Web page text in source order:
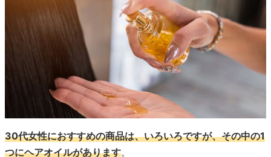
30代女性におすすめの商品は、いろいろですが、その中の1
つにヘアオイルがあります。